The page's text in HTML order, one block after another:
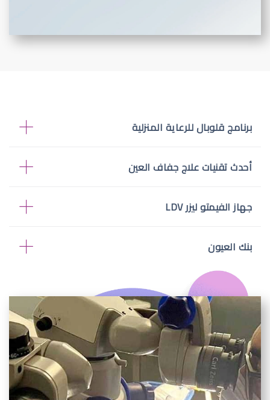
برنامج قلوبال للرعاية المنزلية
أحدث تقنيات علاج جفاف العين
جهاز الفيمتو ليزر LDV
بنك العيون